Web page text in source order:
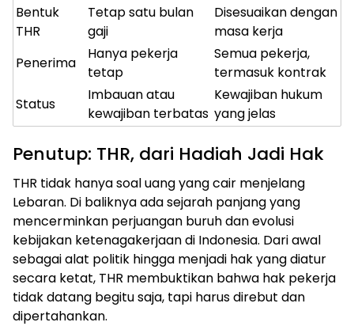
Bentuk
THR
Tetap satu bulan
gaji
Disesuaikan dengan
masa kerja
Penerima
Hanya pekerja
tetap
Semua pekerja,
termasuk kontrak
Status
Imbauan atau
kewajiban terbatas
Kewajiban hukum
yang jelas
Penutup: THR, dari Hadiah Jadi Hak
THR tidak hanya soal uang yang cair menjelang
Lebaran. Di baliknya ada sejarah panjang yang
mencerminkan perjuangan buruh dan evolusi
kebijakan ketenagakerjaan di Indonesia. Dari awal
sebagai alat politik hingga menjadi hak yang diatur
secara ketat, THR membuktikan bahwa hak pekerja
tidak datang begitu saja, tapi harus direbut dan
dipertahankan.